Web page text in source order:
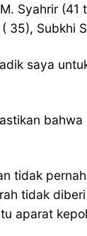
Syahrir
35), Subkhi
saya
tidak
aparat